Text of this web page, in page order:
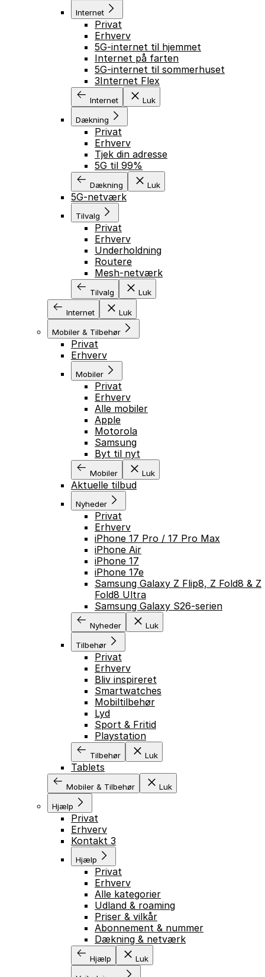
Internet
Privat
Erhverv
5G-internet til hjemmet
Internet på farten
5G-internet til sommerhuset
3Internet Flex
Internet Luk
Dækning
Privat
Erhverv
Tjek din adresse
5G til 99%
Dækning Luk
5G-netværk
Tilvalg
Privat
Erhverv
Underholdning
Routere
Mesh-netværk
Tilvalg Luk
Internet Luk
Mobiler & Tilbehør
Privat
Erhverv
Mobiler
Privat
Erhverv
Alle mobiler
Apple
Motorola
Samsung
Byt til nyt
Mobiler Luk
Aktuelle tilbud
Nyheder
Privat
Erhverv
iPhone 17 Pro / 17 Pro Max
iPhone Air
iPhone 17
iPhone 17e
Samsung Galaxy Z Flip8, Z Fold8 & Z
Fold8 Ultra
Samsung Galaxy S26-serien
Nyheder Luk
Tilbehør
Privat
Erhverv
Bliv inspireret
Smartwatches
Mobiltilbehør
Lyd
Sport & Fritid
Playstation
Tilbehør Luk
Tablets
Mobiler & Tilbehør Luk
Hjælp
Privat
Erhverv
Kontakt 3
Hjælp
Privat
Erhverv
Alle kategorier
Udland & roaming
Priser & vilkår
Abonnement & nummer
Dækning & netværk
Hjælp Luk